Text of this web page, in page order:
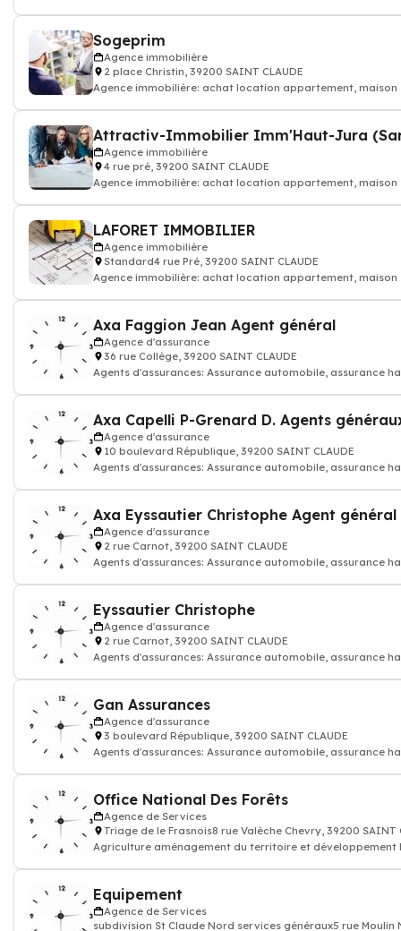
Sogeprim
Agence immobilière
2 place Christin, 39200 SAINT CLAUDE
Agence immobilière: achat location appartement, maison
Attractiv-Immobilier Imm'Haut-Jura
Agence immobilière
4 rue pré, 39200 SAINT CLAUDE
Agence immobilière: achat location appartement, maison
LAFORET IMMOBILIER
Agence immobilière
Standard4 rue Pré, 39200 SAINT CLAUDE
Agence immobilière: achat location appartement, maison
Axa Faggion Jean Agent général
Agence d'assurance
36 rue Collège, 39200 SAINT CLAUDE
Agents d'assurances: Assurance automobile, assurance
Axa Capelli P-Grenard D. Agents
Agence d'assurance
10 boulevard République, 39200 SAINT CLAUDE
Agents d'assurances: Assurance automobile, assurance
Axa Eyssautier Christophe Agent général
Agence d'assurance
2 rue Carnot, 39200 SAINT CLAUDE
Agents d'assurances: Assurance automobile, assurance
Eyssautier Christophe
Agence d'assurance
2 rue Carnot, 39200 SAINT CLAUDE
Agents d'assurances: Assurance automobile, assurance
Gan Assurances
Agence d'assurance
3 boulevard République, 39200 SAINT CLAUDE
Agents d'assurances: Assurance automobile, assurance
Office National Des Forêts
Agence de Services
Triage de le Frasnois8 rue Valèche Chevry, 39200 SAINT
Agriculture aménagement du territoire et développement
Equipement
Agence de Services
subdivision St Claude Nord services généraux5 rue Moulin